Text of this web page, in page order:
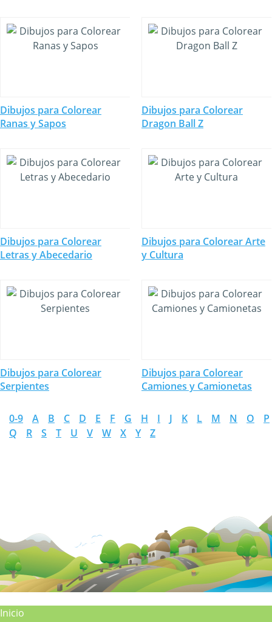
Dibujos para Colorear
Ranas y Sapos
Dibujos para Colorear
Dragon Ball Z
Dibujos para Colorear
Letras y Abecedario
Dibujos para Colorear Arte
y Cultura
Dibujos para Colorear
Serpientes
Dibujos para Colorear
Camiones y Camionetas
0-9 A B C D E F G H I J K L M N O
P
Q
R S T U V W X Y Z
Inicio